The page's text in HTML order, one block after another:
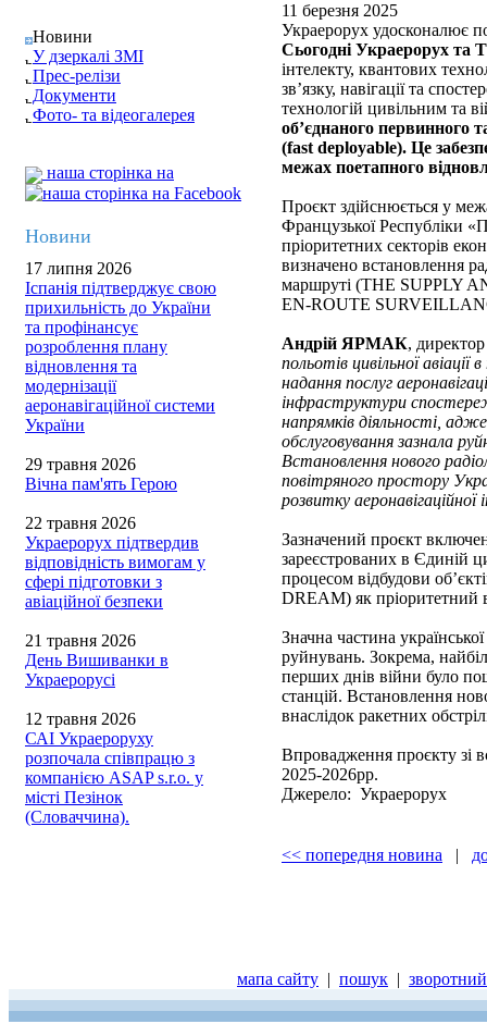
Новини
У дзеркалі ЗМІ
Прес-релізи
Документи
Фото- та відеогалерея
наша сторінка на
Новини
17 липня 2026
Іспанія підтверджує свою
прихильність до України
та профінансує
розроблення плану
відновлення та
модернізації
аеронавігаційної системи
України
29 травня 2026
Вічна пам'ять Герою
22 травня 2026
Украерорух підтвердив
відповідність вимогам у
сфері підготовки з
авіаційної безпеки
21 травня 2026
День Вишиванки в
Украерорусі
12 травня 2026
САІ Украероруху
розпочала співпрацю з
компанією ASAP s.r.o. у
місті Пезінок
(Словаччина).
11 березня 2025
Украерорух удосконалює
Сьогодні Украерорух
інтелекту, квантових
зв’язку, навігації та
технологій цивільним та
об’єднаного первинного
(fast deployable). Це
межах поетапного
Проєкт здійснюється у
Французької Республіки
пріоритетних секторів
визначено встановлення
маршруті (THE SUPPLY
EN-ROUTE
Андрій ЯРМАК,
польотів цивільної
надання послуг
інфраструктури
напрямків діяльності,
обслуговування зазнала
Встановлення нового
повітряного простору
розвитку
Зазначений проєкт
зареєстрованих в Єдиній
процесом відбудови
DREAM) як пріоритетний в
Значна частина
руйнувань. Зокрема,
перших днів війни було
станцій. Встановлення
внаслідок ракетних
Впровадження проєкту зі
2025-2026рр.
Джерело: Украерорух
<< попередня новина |
мапа сайту | пошук |